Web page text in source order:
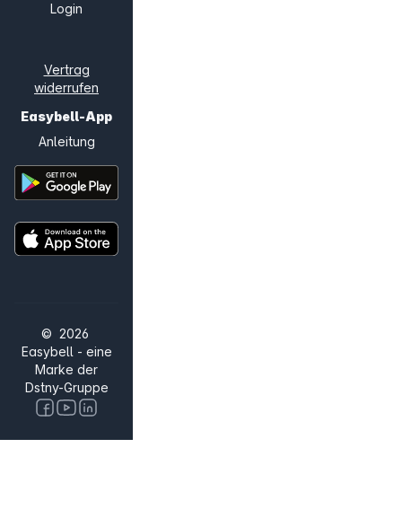
Login
Vertrag
widerrufen
Easybell-App
Anleitung
© 2026
Easybell - eine
Marke der
Dstny-Gruppe